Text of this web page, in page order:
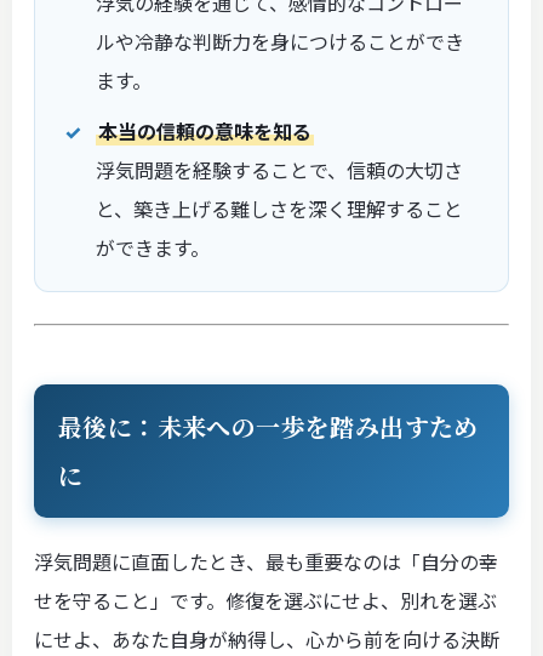
ルや冷静な判断力を身につけることができ
ます。
本当の信頼の意味を知る
浮気問題を経験することで、信頼の大切さ
と、築き上げる難しさを深く理解すること
ができます。
最後に：未来への一歩を踏み出すため
に
浮気問題に直面したとき、最も重要なのは「自分の幸
せを守ること」です。修復を選ぶにせよ、別れを選ぶ
にせよ、あなた自身が納得し、心から前を向ける決断